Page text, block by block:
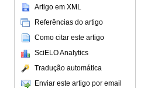
Artigo em XML
Referências do artigo
Como citar este artigo
SciELO Analytics
Tradução automática
Enviar este artigo por email